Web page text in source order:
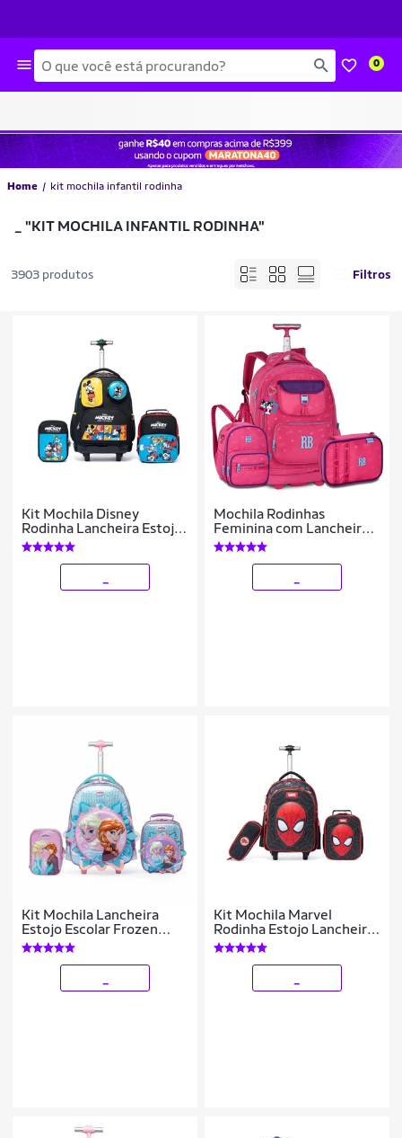
Busca 0
Home kit mochila infantil rodinha
"KIT MOCHILA INFANTIL RODINHA"
3903 produtos Filtros
Kit Mochila Disney
Rodinha Lancheira Estojo
Mickey Escolar Infantil
Masculina
Mochila Rodinhas
Feminina com Lancheira e
Estojo Kit Escolar
Kit Mochila Lancheira
Estojo Escolar Frozen
Rodinha Disney
Kit Mochila Marvel
Rodinha Estojo Lancheira
Spider Man Escolar
Masculino